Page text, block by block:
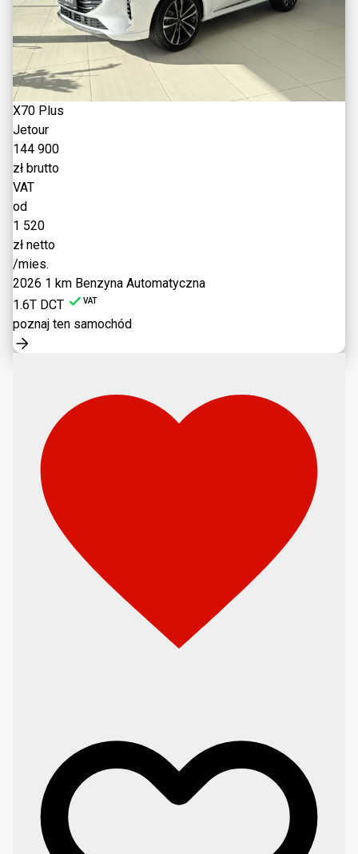
X70 Plus
Jetour
144 900
zł brutto
VAT
od
1 520
zł netto
/mies.
2026 1 km Benzyna Automatyczna
1.6T DCT
VAT
poznaj ten samochód